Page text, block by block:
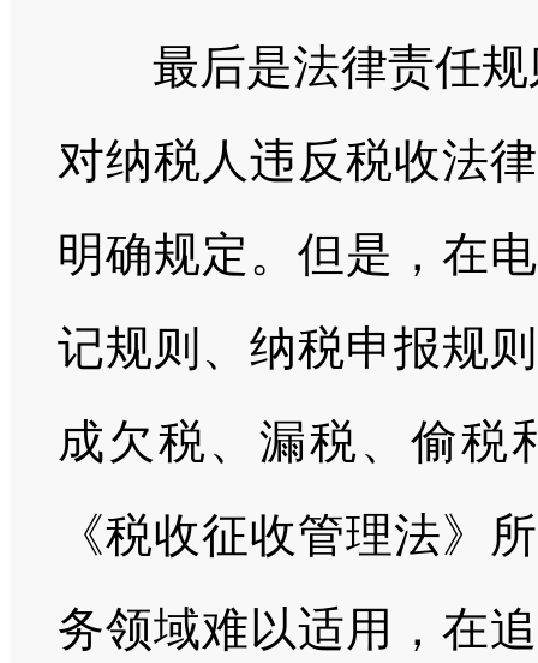
最后是法律责任
对纳税人违反税收法
明确规定。但是，在
记规则、纳税申报规
成欠税、漏税、偷税
《税收征收管理法》
务领域难以适用，在